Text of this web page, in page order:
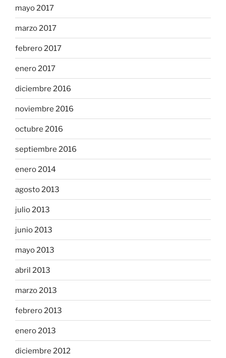
mayo 2017
marzo 2017
febrero 2017
enero 2017
diciembre 2016
noviembre 2016
octubre 2016
septiembre 2016
enero 2014
agosto 2013
julio 2013
junio 2013
mayo 2013
abril 2013
marzo 2013
febrero 2013
enero 2013
diciembre 2012